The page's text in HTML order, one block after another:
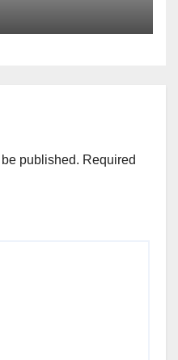
published. Required